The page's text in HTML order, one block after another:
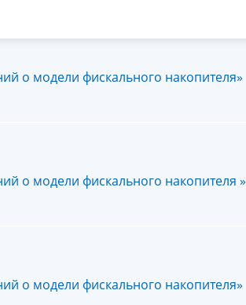
о модели фискального накопителя»
о модели фискального накопителя »
о модели фискального накопителя»